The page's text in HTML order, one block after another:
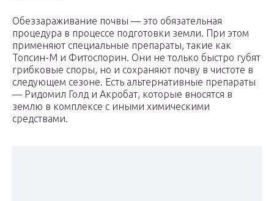
Обеззараживание почвы — это обязательная
процедура в процессе подготовки земли. При этом
применяют специальные препараты, такие как
Топсин-М и Фитоспорин. Они не только быстро губят
грибковые споры, но и сохраняют почву в чистоте в
следующем сезоне. Есть альтернативные препараты
— Ридомил Голд и Акробат, которые вносятся в
землю в комплексе с иными химическими
средствами.